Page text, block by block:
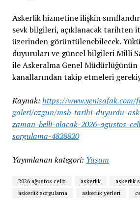
Askerlik hizmetine ilişkin
sevk bilgileri, açıklanacak tarihten
üzerinden görüntülenebilecek.
duyuruları ve güncel bilgileri Milli
ile Askeralma Genel Müdürlüğünün
kanallarından takip etmeleri
Kaynak: https://www.yenisafak.com/
galeri/ozgun/msb-tarihi-duyurdu-
zaman-belli-olacak-2026-agustos-
sorgulama-4828820
Yayımlanan kategori: Yaşam
2026 ağustos celbi askerlik
askerlik
askerlik sorgulama
askerlik yerleri